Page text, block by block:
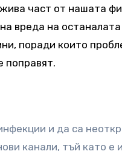
част от нашата
вреда на
поради които
поправят.
и да са
канали, тъй като